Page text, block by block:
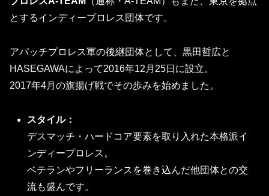
とするインディープロレス団体です。
アパッチプロレス軍の後継団体として、黒田哲広と
HASEGAWAによって2016年12月25日に設立。
2017年4月の旗揚げ戦でその歩みを始めました。
スタイル：
デスマッチ・ハードコア要素を取り入れた本格派イ
ンディープロレス。
ベテランやフリーランスを巻き込んだ他団体との交
流も盛んです。